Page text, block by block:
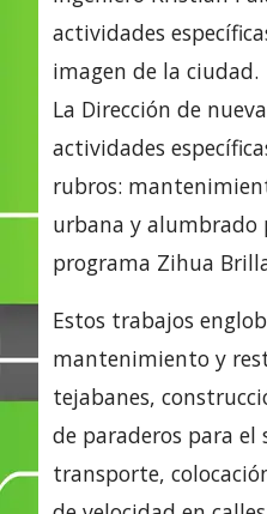
actividades
imagen de la ciudad.
La Dirección de
actividades
rubros:
urbana y alumbrado
programa Zihua
Estos trabajos
mantenimiento y
tejabanes,
de paraderos para el
transporte,